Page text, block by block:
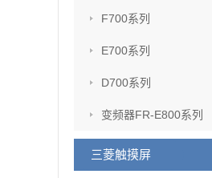
F700系列
E700系列
D700系列
变频器FR-E800系列
三菱触摸屏